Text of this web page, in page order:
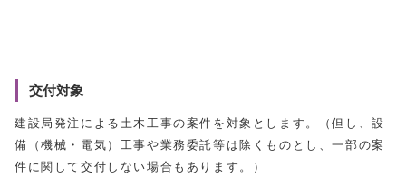
交付対象
建設局発注による土木工事の案件を対象とします。（但し、設
備（機械・電気）工事や業務委託等は除くものとし、一部の案
件に関して交付しない場合もあります。）